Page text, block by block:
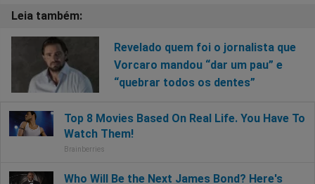
Revelado quem foi o jornalista que
Vorcaro mandou “dar um pau” e
“quebrar todos os dentes”